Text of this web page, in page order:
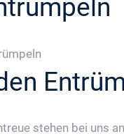
stehen bei uns